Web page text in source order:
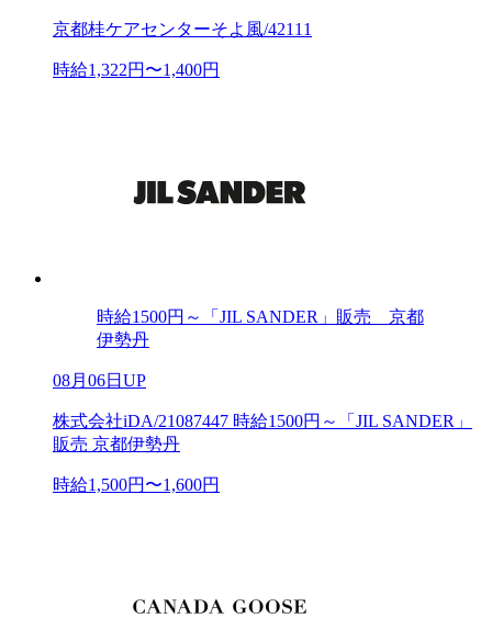
京都桂ケアセンターそよ風/42111
時給1,322円〜1,400円
時給1500円～「JIL SANDER」販売 京都
伊勢丹
08月06日UP
株式会社iDA/21087447 時給1500円～「JIL SANDER」
販売 京都伊勢丹
時給1,500円〜1,600円